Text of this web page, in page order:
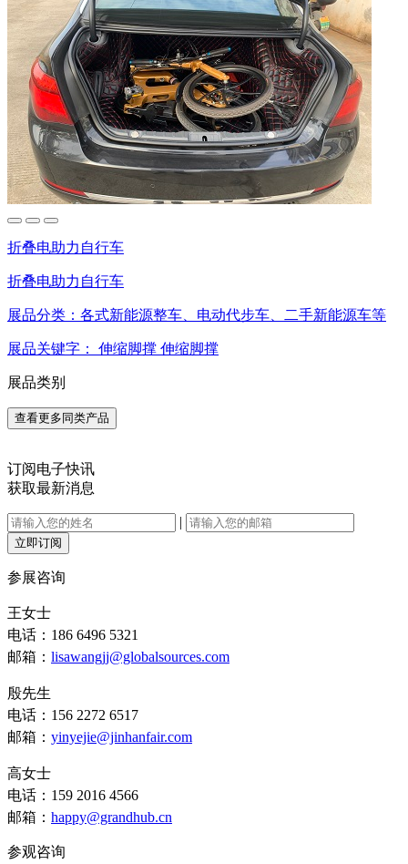
折叠电助力自行车
折叠电助力自行车
展品分类： 各式新能源整车、电动代步车、二手新能源车等
展品关键字： 伸缩脚撑 伸缩脚撑
展品类别
查看更多同类产品
订阅电子快讯
获取最新消息
|
立即订阅
参展咨询
王女士
电话：186 6496 5321
邮箱： lisawangjj@globalsources.com
殷先生
电话：156 2272 6517
邮箱： yinyejie@jinhanfair.com
高女士
电话：159 2016 4566
邮箱： happy@grandhub.cn
参观咨询